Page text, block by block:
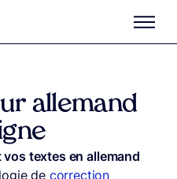
allemand
textes en allemand
de correction